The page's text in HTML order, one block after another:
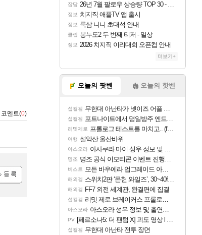
코멘트(0)
잡담 26년 7월 팔로우 상승량 TOP 30 - 월간 치지직
정보 치지직 애플TV 앱 출시
정보 룩삼 니니 초대석 안내
클립 봉누도2 두 번째 티저 - 일상
정보 2026 치지직 이리대회 오픈컵 안내
더보기+
오늘의 팟벤 오늘의 핫벤
섭컬겜 무한대 아난타가 넷이즈 어플 달력에 일정 등록
섭컬겜 포트나이트에서 명일방주 엔드필드 [펠리카] 판매 예정
리밋제로 프롤로그 테스트를 마치고.. (feat. 리아)
여행 설악산 울산바위
아스오라 아사쿠라 마이 성우 정보 및 주요 필모
명조 명조 공식 이모티콘 이벤트 진행해봤습니다! 참여부터 추첨까지????
비스트 모든 바우에라 업그레이드 아이템 획득 위치 공략 (89개)
해외겜 스위치2판 ‘몬헌 와일즈’, 30~40fps 목표 추정
해외겜 FF7 외전 세계관, 완결편에 집결
섭컬겜 리밋 제로 브레이커스 프롤로그 테스트 후기 영상 업로드
아스오라 아스오라 성우 정보 및 출연작 모음
PV [페르소나5: 더 팬텀 X] 괴도 영상 l 타카마키 안·댄싱 스타
섭컬겜 무한대 아난타 전투 장면